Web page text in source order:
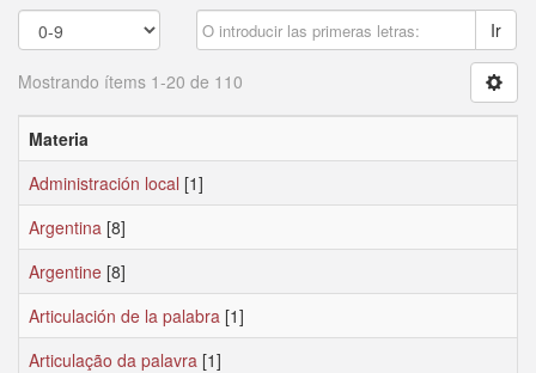
Ir
Mostrando ítems 1-20 de 110
Materia
Administración local [1]
Argentina [8]
Argentine [8]
Articulación de la palabra [1]
Articulação da palavra [1]